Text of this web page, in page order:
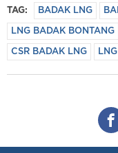
TAG: BADAK LNG
LNG BADAK BONTANG
CSR BADAK LNG